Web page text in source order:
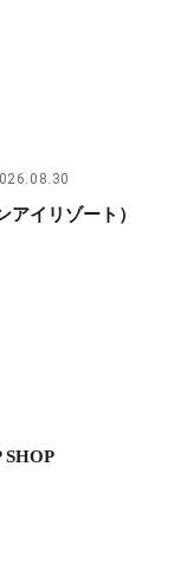
アイリゾート）
SHOP